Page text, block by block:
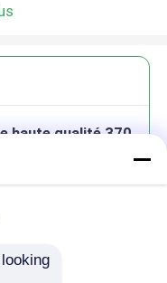
haute qualité 370